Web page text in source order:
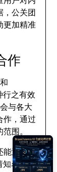
，公关团
更加精准
作
行之有效
与各大
作，通过
围。
能通过
知名博主